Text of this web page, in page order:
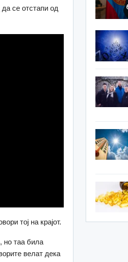
се отстапи од
тој на крајот.
но таа била
велат дека